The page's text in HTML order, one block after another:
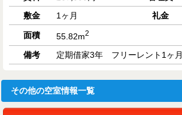
敷金
1ヶ月 礼金
面積 55.82m2
備考 定期借家3年 フリーレント1ヶ月
その他の空室情報一覧